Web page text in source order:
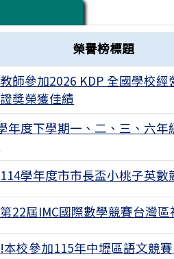
榮譽榜標題
師參加2026 KDP 全國學校經
獎榮獲佳績
年度下學期一、二、三、六年
學年度市市長盃小桃子英數
22屆IMC國際數學競賽台灣
校參加115年中壢區語文競